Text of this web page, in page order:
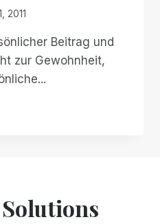
2011
Beitrag und
zur Gewohnheit,